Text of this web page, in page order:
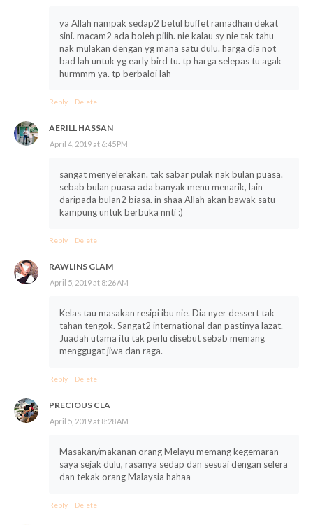
ya Allah nampak sedap2 betul buffet ramadhan dekat
sini. macam2 ada boleh pilih. nie kalau sy nie tak tahu
nak mulakan dengan yg mana satu dulu. harga dia not
bad lah untuk yg early bird tu. tp harga selepas tu agak
hurmmm ya. tp berbaloi lah
Reply Delete
AERILL HASSAN
April 4, 2019 at 6:45 PM
sangat menyelerakan. tak sabar pulak nak bulan puasa.
sebab bulan puasa ada banyak menu menarik, lain
daripada bulan2 biasa. in shaa Allah akan bawak satu
kampung untuk berbuka nnti :)
Reply Delete
RAWLINS GLAM
April 5, 2019 at 8:26 AM
Kelas tau masakan resipi ibu nie. Dia nyer dessert tak
tahan tengok. Sangat2 international dan pastinya lazat.
Juadah utama itu tak perlu disebut sebab memang
menggugat jiwa dan raga.
Reply Delete
PRECIOUS CLA
April 5, 2019 at 8:28 AM
Masakan/makanan orang Melayu memang kegemaran
saya sejak dulu, rasanya sedap dan sesuai dengan selera
dan tekak orang Malaysia hahaa
Reply Delete